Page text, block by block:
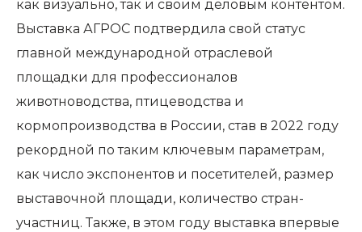
как визуально, так и своим деловым контентом.
Выставка АГРОС подтвердила свой статус
главной международной отраслевой
площадки для профессионалов
животноводства, птицеводства и
кормопроизводства в России, став в 2022 году
рекордной по таким ключевым параметрам,
как число экспонентов и посетителей, размер
выставочной площади, количество стран-
участниц. Также, в этом году выставка впервые